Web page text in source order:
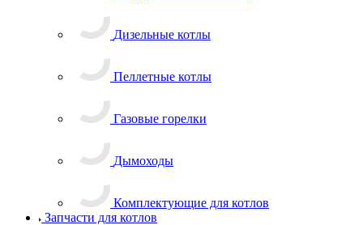
Дизельные котлы
Пеллетные котлы
Газовые горелки
Дымоходы
Комплектующие для котлов
Запчасти для котлов